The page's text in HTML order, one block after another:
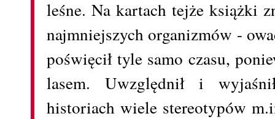
leśne. Na kartach tejże książki
najmniejszych organizmów -
poświęcił tyle samo czasu,
lasem. Uwzględnił i
historiach wiele stereotypów